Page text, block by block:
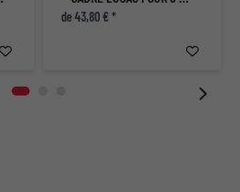
de 43,80 € *